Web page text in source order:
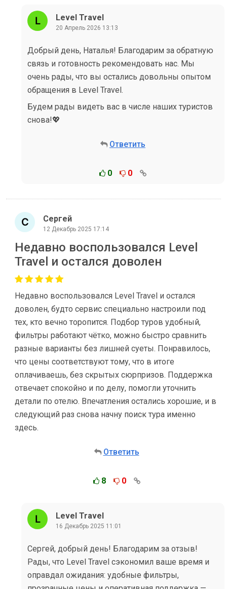
Level Travel
20 Апрель 2026 13:13
Добрый день, Наталья! Благодарим за обратную
связь и готовность рекомендовать нас. Мы
очень рады, что вы остались довольны опытом
обращения в Level Travel.
Будем рады видеть вас в числе наших туристов
снова!💖
Ответить
0 0
Сергей
12 Декабрь 2025 17:14
Недавно воспользовался Level
Travel и остался доволен
Недавно воспользовался Level Travel и остался
доволен, будто сервис специально настроили под
тех, кто вечно торопится. Подбор туров удобный,
фильтры работают чётко, можно быстро сравнить
разные варианты без лишней суеты. Понравилось,
что цены соответствуют тому, что в итоге
оплачиваешь, без скрытых сюрпризов. Поддержка
отвечает спокойно и по делу, помогли уточнить
детали по отелю. Впечатления остались хорошие, и в
следующий раз снова начну поиск тура именно
здесь.
Ответить
8 0
Level Travel
16 Декабрь 2025 11:01
Сергей, добрый день! Благодарим за отзыв!
Рады, что Level Travel сэкономил ваше время и
оправдал ожидания: удобные фильтры,